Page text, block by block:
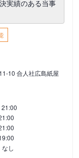
実績のある当事
10 合人社広島紙屋
なし